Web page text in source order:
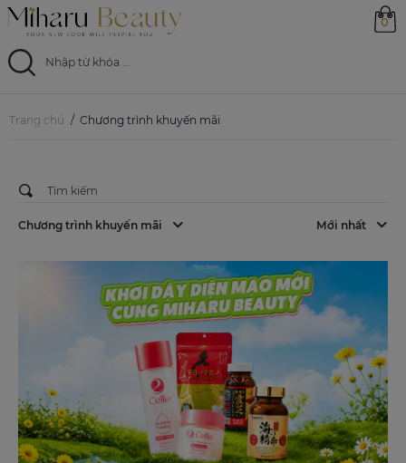
0
Trang chủ
Feed
Trang chủ Chương trình khuyến mãi
CHƯƠNG TRÌNH KHUYẾN MÃI
Hành, Da Đẹp Rạng Ngời
01/08/2026
Chương trình khuyến mãi Mới nhất